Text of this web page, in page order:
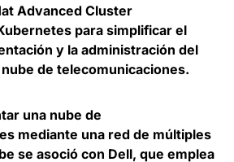
Advanced Cluster
para simplificar el
y la administración del
de telecomunicaciones.
una nube de
mediante una red de múltiples
se asoció con Dell, que emplea